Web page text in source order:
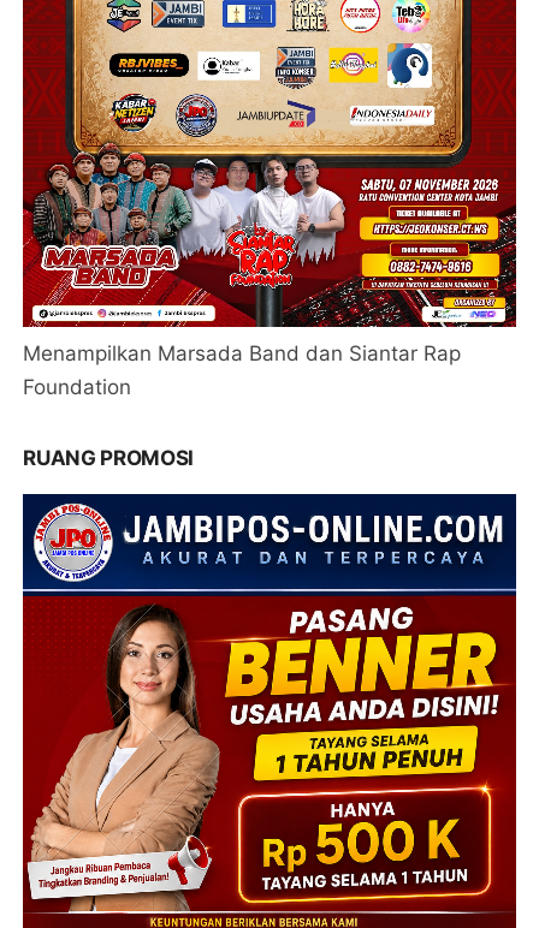
Menampilkan Marsada Band dan Siantar Rap
Foundation
RUANG PROMOSI